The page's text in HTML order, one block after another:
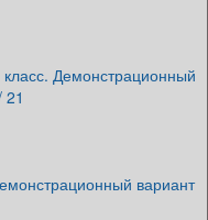
Демонстрационный
21
вариант